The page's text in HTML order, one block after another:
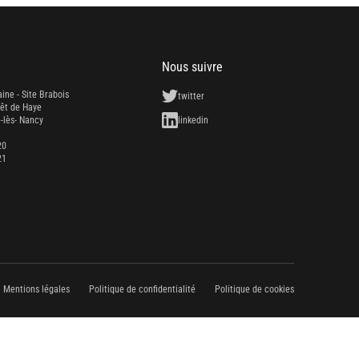
- Site Brabois
de Haye
lès- Nancy
Nous suivre
twitter
linkedin
Mentions légales Politique de confidentialité Politique de cookies